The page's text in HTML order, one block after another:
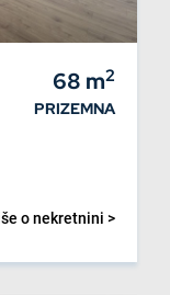
68 m2
PRIZEMNA
o nekretnini >